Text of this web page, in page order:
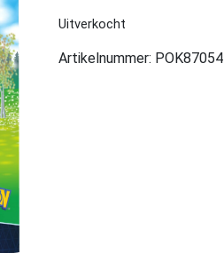
Uitverkocht
Artikelnummer: POK87054